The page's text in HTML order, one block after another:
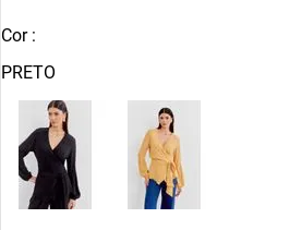
Cor :
PRETO